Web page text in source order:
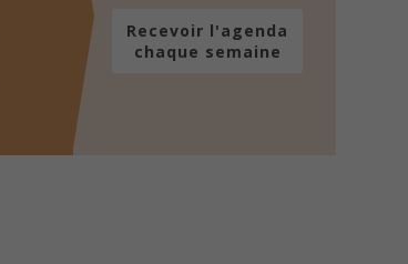
Recevoir l'agenda
chaque semaine